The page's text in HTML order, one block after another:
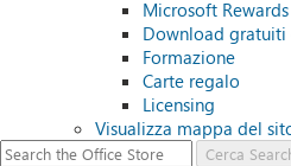
Microsoft Rewards
Download gratuiti
Formazione
Carte regalo
Licensing
Visualizza mappa del
Cerca